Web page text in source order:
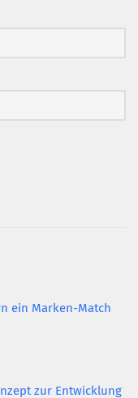
ein Marken-Match
zur Entwicklung